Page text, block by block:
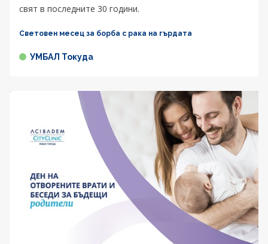
свят в последните 30 години.
Световен месец за борба с рака на гърдата
УМБАЛ Токуда